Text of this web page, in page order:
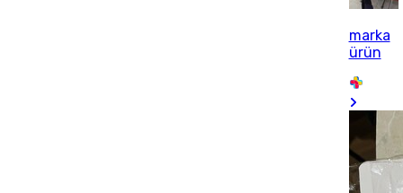
marka
ürün